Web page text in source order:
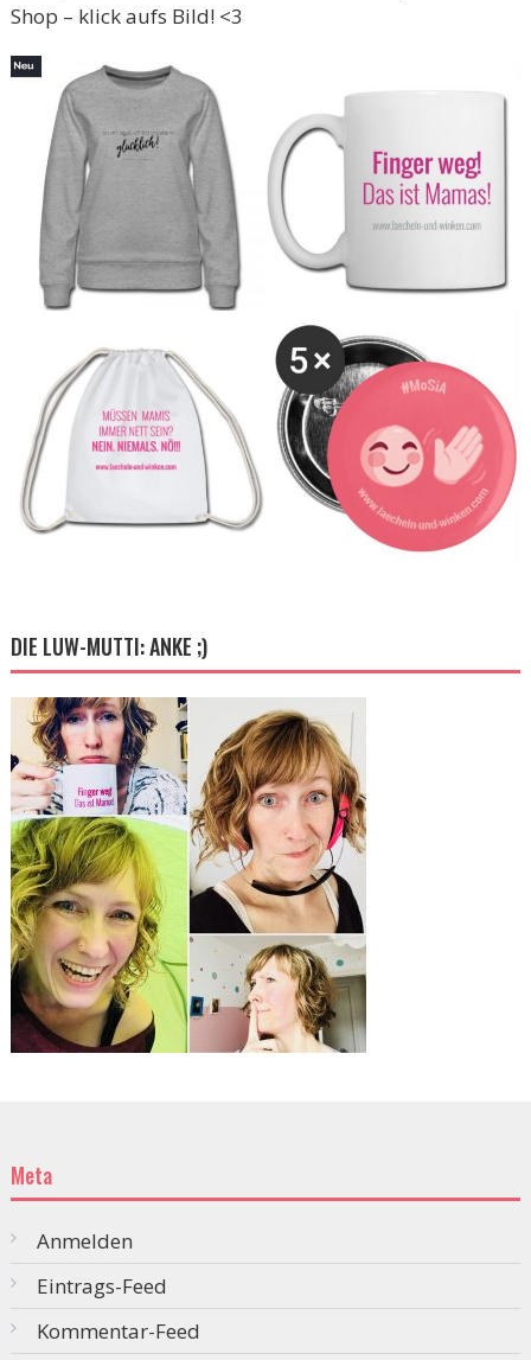
Shop – klick aufs Bild! <3
DIE LUW-MUTTI: ANKE ;)
Meta
Anmelden
Eintrags-Feed
Kommentar-Feed